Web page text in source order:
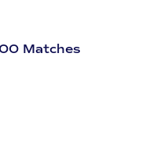
Matches